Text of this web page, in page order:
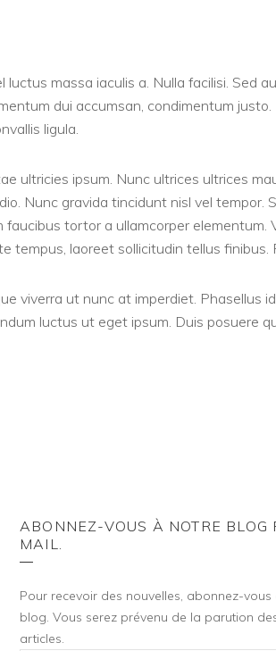
massa iaculis a. Nulla facilisi. Sed
dui accumsan, condimentum
ligula.
ultricies ipsum. Nunc ultrices ultrices
Nunc gravida tincidunt nisl vel
tortor a ullamcorper
tempus, laoreet sollicitudin tellus
viverra ut nunc at imperdiet. Phasellus
luctus ut eget ipsum. Duis posuere
ABONNEZ-VOUS À NOTRE BLOG
MAIL.
Pour recevoir des nouvelles, abonnez-vous
blog. Vous serez prévenu de la parution
articles.